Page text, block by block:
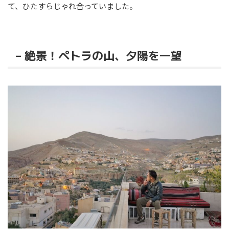
て、ひたすらじゃれ合っていました。
– 絶景！ペトラの山、夕陽を一望